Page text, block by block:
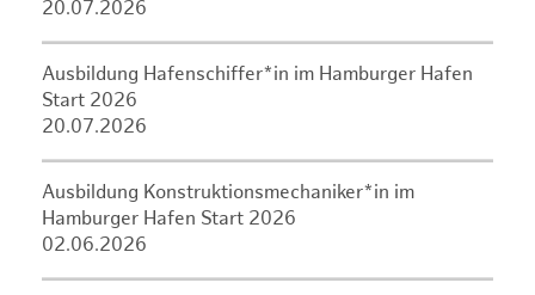
20.07.2026
Ausbildung Hafenschiffer*in im Hamburger Hafen
Start 2026
20.07.2026
Ausbildung Konstruktionsmechaniker*in im
Hamburger Hafen Start 2026
02.06.2026